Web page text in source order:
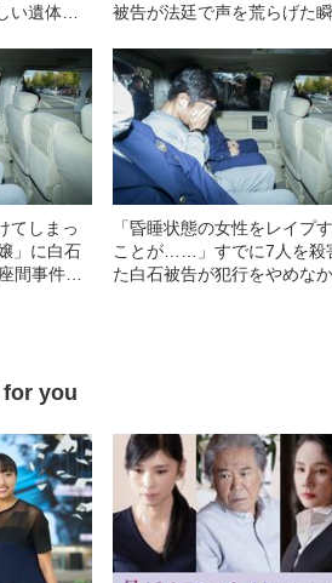
遺体解
被告が法廷で声を荒らげた
てしまっ
」に白石
間事件・
「昏睡状態の女性をレイプ
ことが……」すでに7人を殺
た白石被告が犯行をやめなか
for you